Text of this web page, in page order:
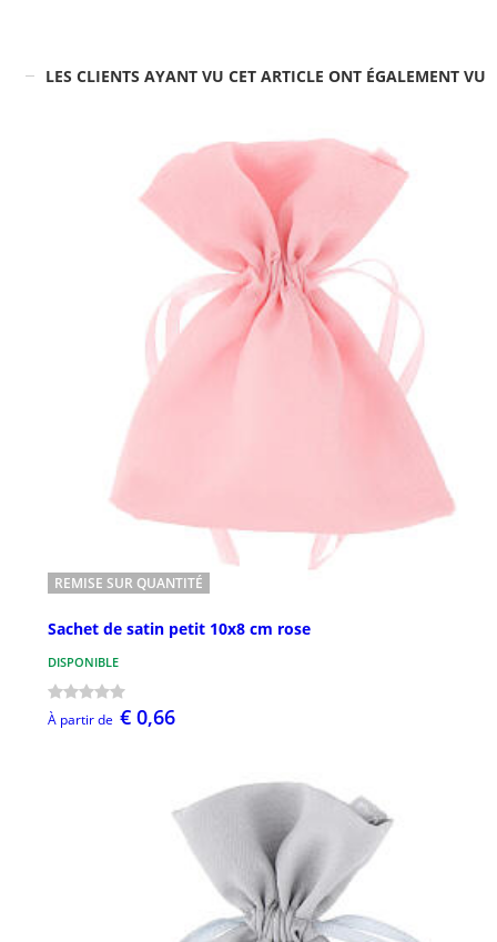
LES CLIENTS AYANT VU CET ARTICLE ONT ÉGALEMENT VU
REMISE SUR QUANTITÉ
Sachet de satin petit 10x8 cm rose
DISPONIBLE
À partir de € 0,66